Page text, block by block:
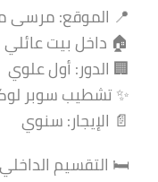
📍 الموقع: مرسى
🏠 داخل بيت عائلي
🏢 الدور: أول علوي
✨ تشطيب سوبر
📄 الإيجار: سنوي
🛏️ التقسيم